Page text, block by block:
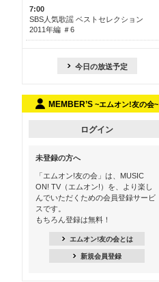
7:00
SBS人気歌謡 ベストセレクション
2011年編 ＃6
今も昔も愛される鉄板カラオケメドレ
ー【歌詞入り】 一挙5時間！
13:30
Apple Music カウントダウン 20
16:30
あのころK-POPヒッツ! 2018→2021年
18:30
M-ON! Countdown K
今日の放送予定
MEMBER’S ~エムオン!友の会~
ログイン
未登録の方へ
「エムオン!友の会」は、MUSIC
ON! TV（エムオン!）を、より楽し
んでいただくための会員登録サービ
スです。
もちろん登録は無料！
エムオン!友の会とは
新規会員登録